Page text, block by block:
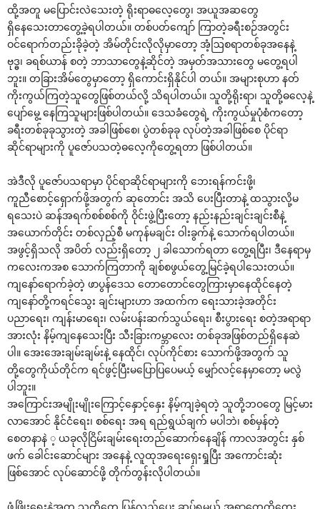
ထို့အတူ မ‌ပြောင်းလဲ‌သေးတဲ့ ရိုးရာဓ‌လေ့‌တွေ၊ အယူအဆ‌တွေ
ရှိ‌နေ‌သေးတာ‌တွေ့ခဲ့ရပါတယ်။ တစ်ပတ်‌ကျော် ကြာတဲ့ခရီးစဉ်အတွင်း
ဝင်‌ရောက်တည်းခိုခဲ့တဲ့ အိမ်တိုင်းလိုလိုမှာ‌တော့ အံ့ဩစရာတစ်ခုအ‌နေနဲ့
ဗုဒ္ဓ၊ ခရစ်ယာန် စတဲ့ ဘာသာ‌တွေနဲ့ဆိုင်တဲ့ အမှတ်အသား‌တွေ မ‌တွေ့ရပါ
ဘူး။ တခြားအိမ်‌တွေမှာ‌တော့ ရှိ‌ကောင်းရှိနိုင်ပါ တယ်။ အများစုဟာ နတ်
ကိုးကွယ်ကြတဲ့သူ‌တွေဖြစ်တယ်လို့ သိရပါတယ်။ သူတို့ရိုးရာ၊ သူတို့ဓ‌လေ့နဲ့
‌ပျော်‌မွေ့ ‌နေကြသူများဖြစ်ပါတယ်။ ‌ဒေသခံ‌တွေရဲ့ ကိုးကွယ်မှုပုံစံက‌တော့
ခရီးတစ်ခုခုသွားတဲ့ အခါဖြစ်‌စေ၊ ပွဲတစ်ခုခု လုပ်တဲ့အခါဖြစ်‌စေ ပိုင်ရာ
ဆိုင်ရာများကို ပူ‌ဇော်ပသတဲ့ဓ‌လေ့ကို‌တွေ့ရတာ ဖြစ်ပါတယ်။
အဲဒီလို ပူ‌ဇော်ပသရာမှာ ပိုင်ရာဆိုင်ရာများကို ‌ဘေးရန်ကင်းဖို့၊
ကူညီ‌စောင့်‌ရှောက်ဖို့အတွက် ဆု‌တောင်း အသိ ‌ပေးပြီးတာနဲ့ ထသွားလို့မ
ရ‌သေးပဲ ဆန်အရက်စစ်စစ်ကို ဝိုင်းဖွဲ့ပြီး‌တော့ နည်းနည်းချင်းချင်းစီနဲ့
အ‌ယောက်တိုင်း တစ်လှည့်စီ မကုန်မချင်း ဝါးခွက်နဲ့ ‌သောက်ရပါတယ်။
အဖွင့်ရှိသလို အပိတ် လည်းရှိ‌တော့ ၂ ခါ‌သောက်ရတာ ‌တွေ့ရပြီး၊ ဒီ‌နေရာမှ
က‌လေးကအစ ‌သောက်ကြတာကို ချစ်စဖွယ်‌တွေ့မြင်ခဲ့ရပါ‌သေးတယ်။
ကျ‌နော်‌ရောက်ခဲ့တဲ့ ဖာပွန်‌ဒေသ ‌တော‌တောင်‌တွေကြားမှာ‌နေထိုင်‌နေတဲ့
ကျ‌နော်တို့ကရင်‌သွေး ချင်းများဟာ အထက်က ‌ရေးသားခဲ့အတိုင်း
ပညာ‌ရေး၊ ကျန်းမာ‌ရေး၊ လမ်းပန်းဆက်သွယ်‌ရေး၊ စီးပွား‌ရေး စတဲ့အရာရာ
အားလုံး နိမ့်ကျ‌နေ‌သေးပြီး သီးခြားကမ္ဘာ‌လေး တစ်ခုအဖြစ်တည်ရှိ‌နေဆဲ
ပါ။ ‌အေး‌အေးချမ်းချမ်းနဲ့ ‌နေထိုင်၊ လုပ်ကိုင်စား ‌သောက်ဖို့အတွက် သူ
တို့‌တွေကိုယ်တိုင်က ရင်ဖွင့်ပြီးမ‌ပြောပြ‌ပေမယ့် ‌မျှော်လင့်‌နေမှာ‌တော့ မလွဲ
ပါဘူး။
အ‌ကြောင်းအမျိုးမျိုး‌ကြောင့်‌နှောင့်‌နှေး နိမ့်ကျခဲ့ရတဲ့ သူတို့ဘဝ‌တွေ မြင့်မား
လာ‌အောင် နိုင်ငံ‌ရေး၊ စစ်‌ရေး အရ ရည်ရွယ်ချက် မပါဘဲ၊ စစ်မှန်တဲ့
‌စေတနာနဲ ့ ယခုလိုငြိမ်းချမ်း‌ရေးတည်‌ဆောက်‌နေချိန် ကာလအတွင်း နှစ်
ဖက် ‌ခေါင်း‌ဆောင်များ အ‌နေနဲ့ လူထုအ‌ရေး‌ရှေးရှုပြီး အ‌ကောင်းဆုံး
ဖြစ်‌အောင် လုပ်‌ဆောင်ဖို့ တိုက်တွန်းလိုပါတယ်။